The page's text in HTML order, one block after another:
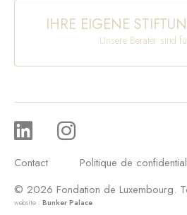
IHRE EIGENE
Unsere Berater sind
Contact Politique de
© 2026 Fondation de Luxembourg.
website : Bunker Palace